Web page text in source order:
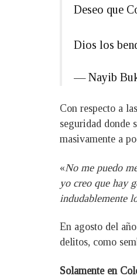
Deseo que
Dios los
— Nayib
Con respecto a
seguridad donde
masivamente a
«No me puedo
yo creo que hay
indudablemente
En agosto del
delitos, como
Solamente en